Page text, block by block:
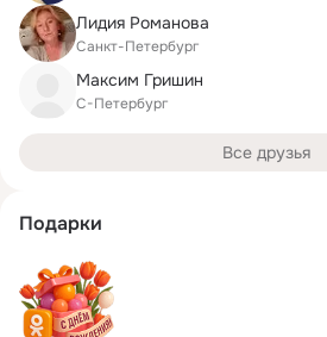
Лидия Романова
Санкт-Петербург
Максим Гришин
С-Петербург
Все друзья
Подарки